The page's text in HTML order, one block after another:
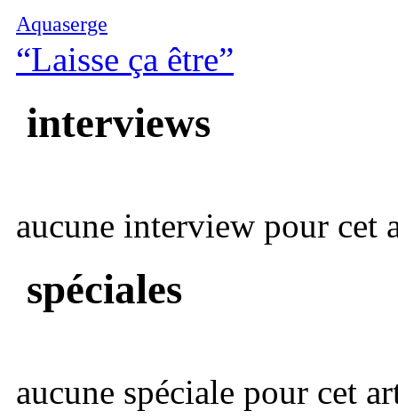
Aquaserge
“Laisse ça être”
interviews
aucune interview pour cet
spéciales
aucune spéciale pour cet